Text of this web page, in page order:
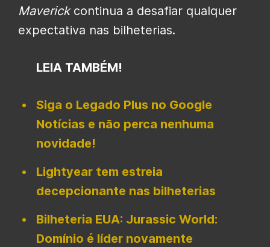
Maverickcontinua a desafiar qualquer
expectativa nas bilheterias.
LEIA TAMBÉM!
Siga o Legado Plus no Google
Notícias e não perca nenhuma
novidade!
Lightyear tem estreia
decepcionante nas bilheterias
Bilheteria EUA: Jurassic World:
Domínio é líder novamente